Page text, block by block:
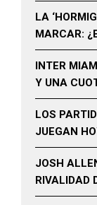
LA
MARCAR:
INTER
Y UNA
LOS
JUEGAN
JOSH
RIVALIDAD